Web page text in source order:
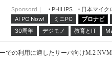
Sponsord｜ PHILIPS 日本マイク
AI PC Now!
ミニPC プロナビ
30周年
デジモノ 教育とIT
での利用に適したサーバ向けM.2